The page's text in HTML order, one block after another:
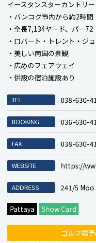
イースタンスターカントリ
・バンコク市内から約2時間
・全長7,134ヤード、パー72
・ロバート・トレント・ジ
・美しい南国の景観
・広めのフェアウェイ
・併設の宿泊施設あり
TEL 038-630-
BOOKING 036-630-
FAX 038-630-
WEBSITE https://
ADDRESS 241/5
Pattaya Show Card
ゴルフ場